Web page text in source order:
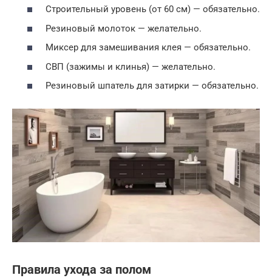
Строительный уровень (от 60 см) — обязательно.
Резиновый молоток — желательно.
Миксер для замешивания клея — обязательно.
СВП (зажимы и клинья) — желательно.
Резиновый шпатель для затирки — обязательно.
Правила ухода за полом